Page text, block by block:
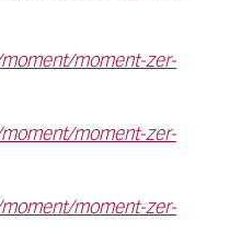
moment-zer-
moment-zer-
moment-zer-